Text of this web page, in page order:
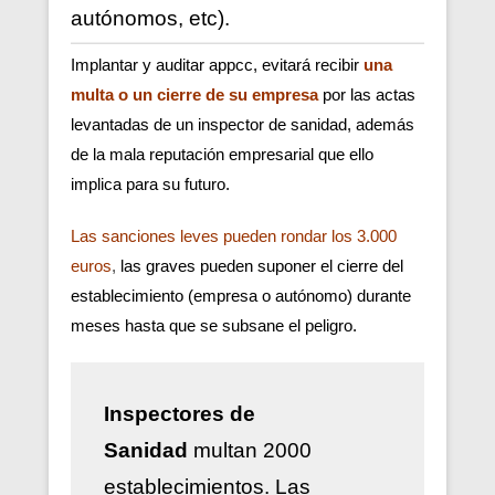
autónomos, etc).
Implantar y auditar appcc, evitará recibir una
multa o un cierre de su empresa por las actas
levantadas de un inspector de sanidad, además
de la mala reputación empresarial que ello
implica para su futuro.
Las sanciones leves pueden rondar los 3.000
euros, las graves pueden suponer el cierre del
establecimiento (empresa o autónomo) durante
meses hasta que se subsane el peligro.
Inspectores de
Sanidad multan 2000
establecimientos. Las